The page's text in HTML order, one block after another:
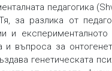
педагогика
за разлика от
и
и въпроса за
генетическата